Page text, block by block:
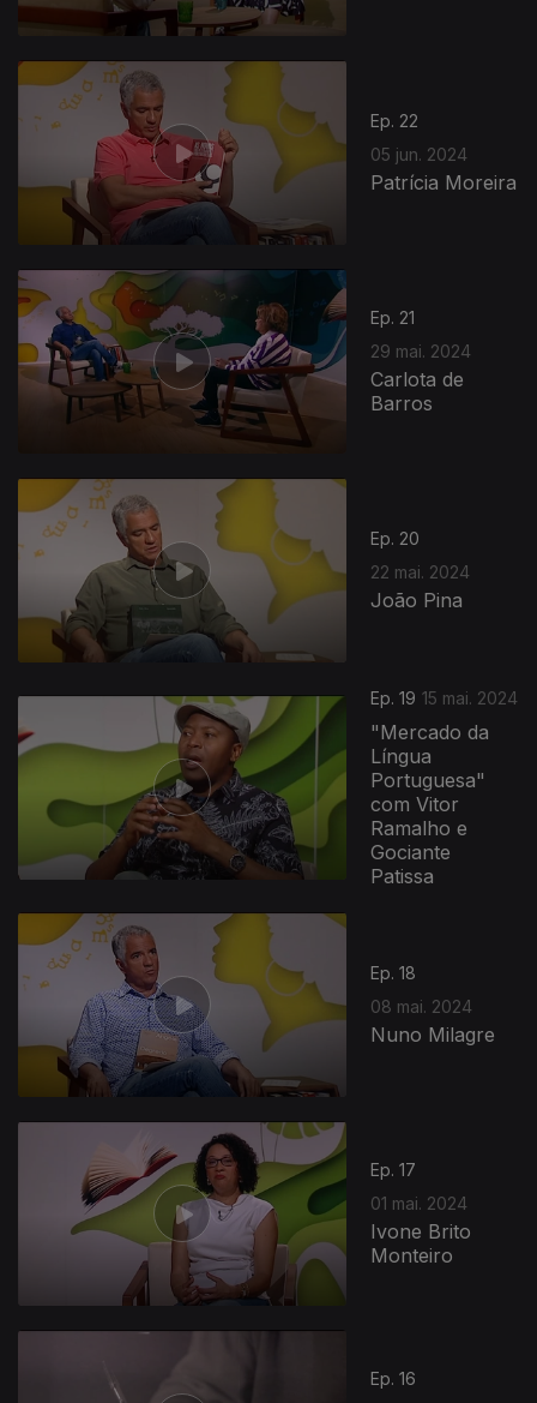
Ep. 22
05 jun. 2024
Patrícia Moreira
Ep. 21
29 mai. 2024
Carlota de
Barros
Ep. 20
22 mai. 2024
João Pina
Ep. 19 15 mai. 2024
"Mercado da
Língua
Portuguesa"
com Vitor
Ramalho e
Gociante
Patissa
Ep. 18
08 mai. 2024
Nuno Milagre
Ep. 17
01 mai. 2024
Ivone Brito
Monteiro
Ep. 16